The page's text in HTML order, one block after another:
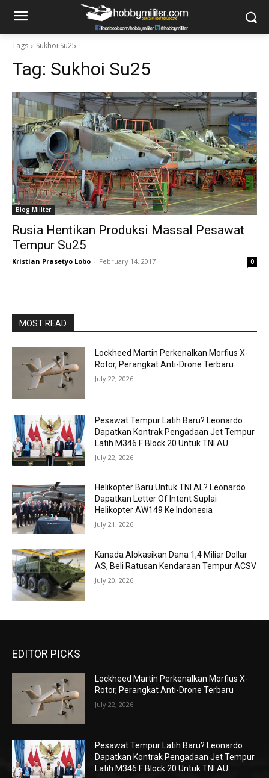
Tags Sukhoi Su25
Tag: Sukhoi Su25
Blog Militer
Rusia Hentikan Produksi Massal Pesawat
Tempur Su25
Kristian Prasetyo Lobo - February 14, 2017 0
MOST READ
Lockheed Martin Perkenalkan Morfius X-
Rotor, Perangkat Anti-Drone Terbaru
July 22, 2026
Pesawat Tempur Latih Baru? Leonardo
Dapatkan Kontrak Pengadaan Jet Tempur
Latih M346 F Block 20 Untuk TNI AU
July 22, 2026
Helikopter Baru Untuk TNI AL? Leonardo
Dapatkan Letter Of Intent Suplai
Helikopter AW149 Ke Indonesia
July 21, 2026
Kanada Alokasikan Dana 1,4 Miliar Dollar
AS, Beli Ratusan Kendaraan Tempur ACSV
July 20, 2026
EDITOR PICKS
Lockheed Martin Perkenalkan Morfius X-
Rotor, Perangkat Anti-Drone Terbaru
July 22, 2026
Pesawat Tempur Latih Baru? Leonardo
Dapatkan Kontrak Pengadaan Jet Tempur
Latih M346 F Block 20 Untuk TNI AU